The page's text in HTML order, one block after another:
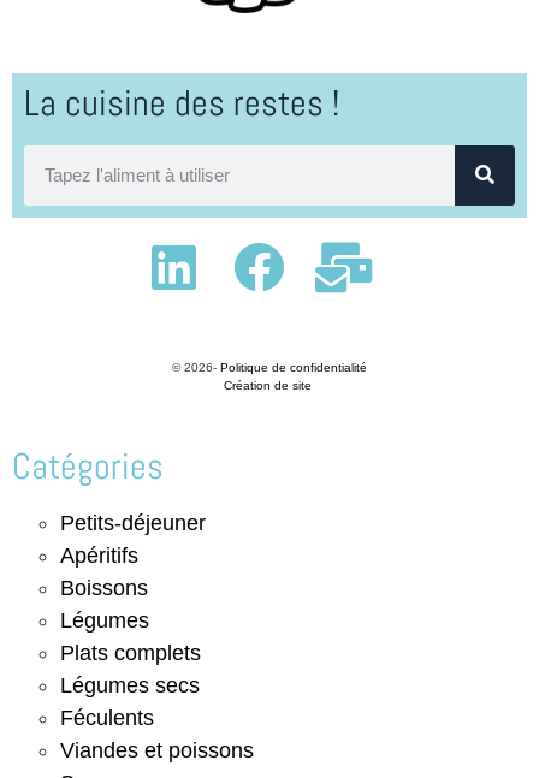
Catégories
Petits-déjeuner
Apéritifs
Boissons
Légumes
Plats complets
Légumes secs
Féculents
Viandes et poissons
La cuisine des restes !
© 2026- Politique de confidentialité
Création de site